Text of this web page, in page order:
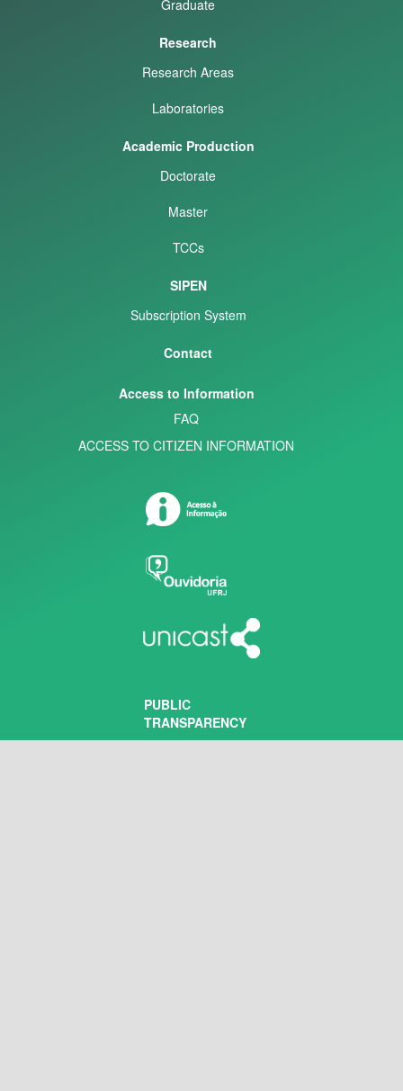
Graduate
Research
Research Areas
Laboratories
Academic Production
Doctorate
Master
TCCs
SIPEN
Subscription System
Contact
Access to Information
FAQ
ACCESS TO CITIZEN INFORMATION
PUBLIC
TRANSPARENCY